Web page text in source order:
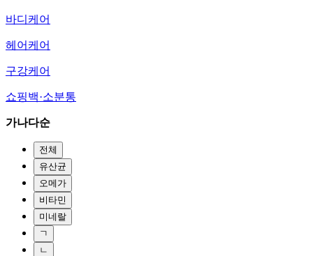
바디케어
헤어케어
구강케어
쇼핑백·소분통
가나다순
전체
유산균
오메가
비타민
미네랄
ㄱ
ㄴ